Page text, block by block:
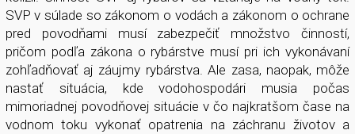
SVP v súlade so zákonom o vodách a zákonom o ochrane
pred povodňami musí zabezpečiť množstvo činností,
pričom podľa zákona o rybárstve musí pri ich vykonávaní
zohľadňovať aj záujmy rybárstva. Ale zasa, naopak, môže
nastať situácia, kde vodohospodári musia počas
mimoriadnej povodňovej situácie v čo najkratšom čase na
vodnom toku vykonať opatrenia na záchranu životov a